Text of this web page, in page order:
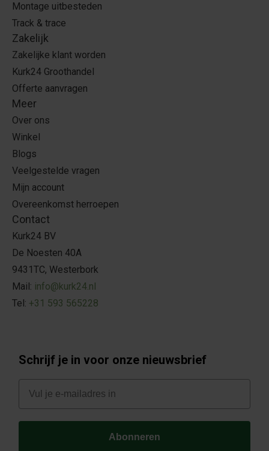
Montage uitbesteden
Track & trace
Zakelijk
Zakelijke klant worden
Kurk24 Groothandel
Offerte aanvragen
Meer
Over ons
Winkel
Blogs
Veelgestelde vragen
Mijn account
Overeenkomst herroepen
Contact
Kurk24 BV
De Noesten 40A
9431TC, Westerbork
Mail: info@kurk24.nl
Tel: +31 593 565228
Schrijf je in voor onze nieuwsbrief
E-mail
Abonneren